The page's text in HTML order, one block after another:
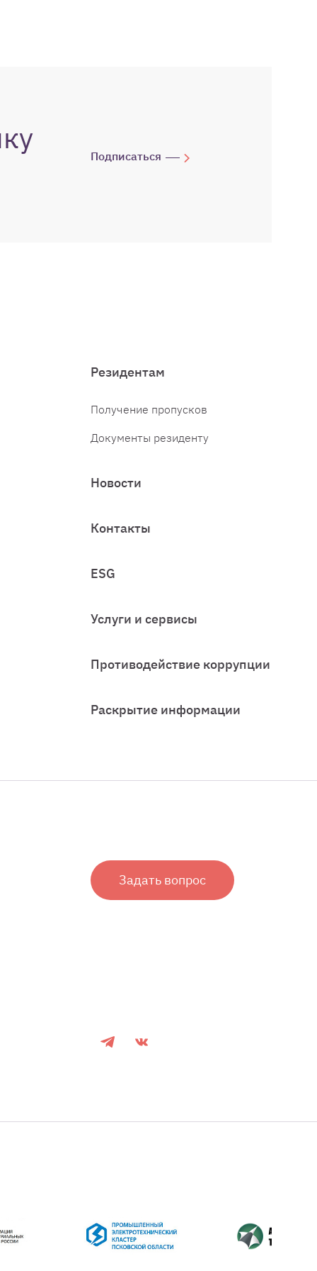
Подписаться
Резидентам
Получение пропусков
Документы резиденту
Новости
Контакты
ESG
Услуги и сервисы
Противодействие коррупции
Раскрытие информации
Задать вопрос